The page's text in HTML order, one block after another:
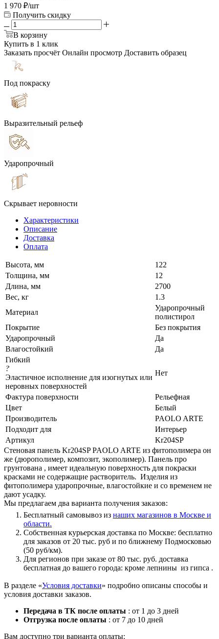
1 970 ₽/шт
Получить скидку
В корзину
Купить в 1 клик
Заказать просчёт Онлайн просмотр Доставить образец
Под покраску
Выразительный рельеф
Ударопрочный
Скрывает неровности
Характеристики
Описание
Доставка
Оплата
Высота, мм
122
Толщина, мм
12
Длина, мм
2700
Вес, кг
1.3
Материал
Ударопрочный
полистирол
Покрытие
Без покрытия
Ударопрочный
Да
Влагостойкий
Да
Гибкий
?
Эластичное исполнение для изогнутых или
неровных поверхностей
Нет
Фактура поверхности
Рельефная
Цвет
Белый
Производитель
PAOLO ARTE
Подходит для
Интерьер
Артикул
Kr204SP
Стеновая панель Kr204SP PAOLO ARTE из фитополимера он
же (дюрополимер, композит, экополимер). Панель про
грунтована , имеет идеальную поверхность для покраски
красками не содержащие растворитель. Изделия из
фитополимера ударопрочные, влагостойкие и со временем не
дают усадку.
Мы предлагаем два варианта получения заказов:
Бесплатный самовывоз из наших магазинов в Москве и
области.
Собственная курьерская доставка по Москве: бесплатно
для заказов от 20 тыс. руб и по ближнему Подмосковью
(50 руб/км).
Для регионов при заказе от 80 тыс. руб. доставка
бесплатная до вашего города: кроме лепнины из гипса .
В разделе «Условия доставки» подробно описаны способы и
условия доставки заказов.
Передача в ТК после оплаты : от 1 до 3 дней
Отгрузка после оплаты : от 7 до 10 дней
Вам доступно три варианта оплаты: